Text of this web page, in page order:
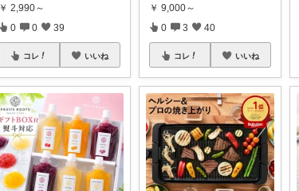
￥ 2,990～
0 0 39
コレ いいね
￥ 9,000～
0 3 40
コレ いいね